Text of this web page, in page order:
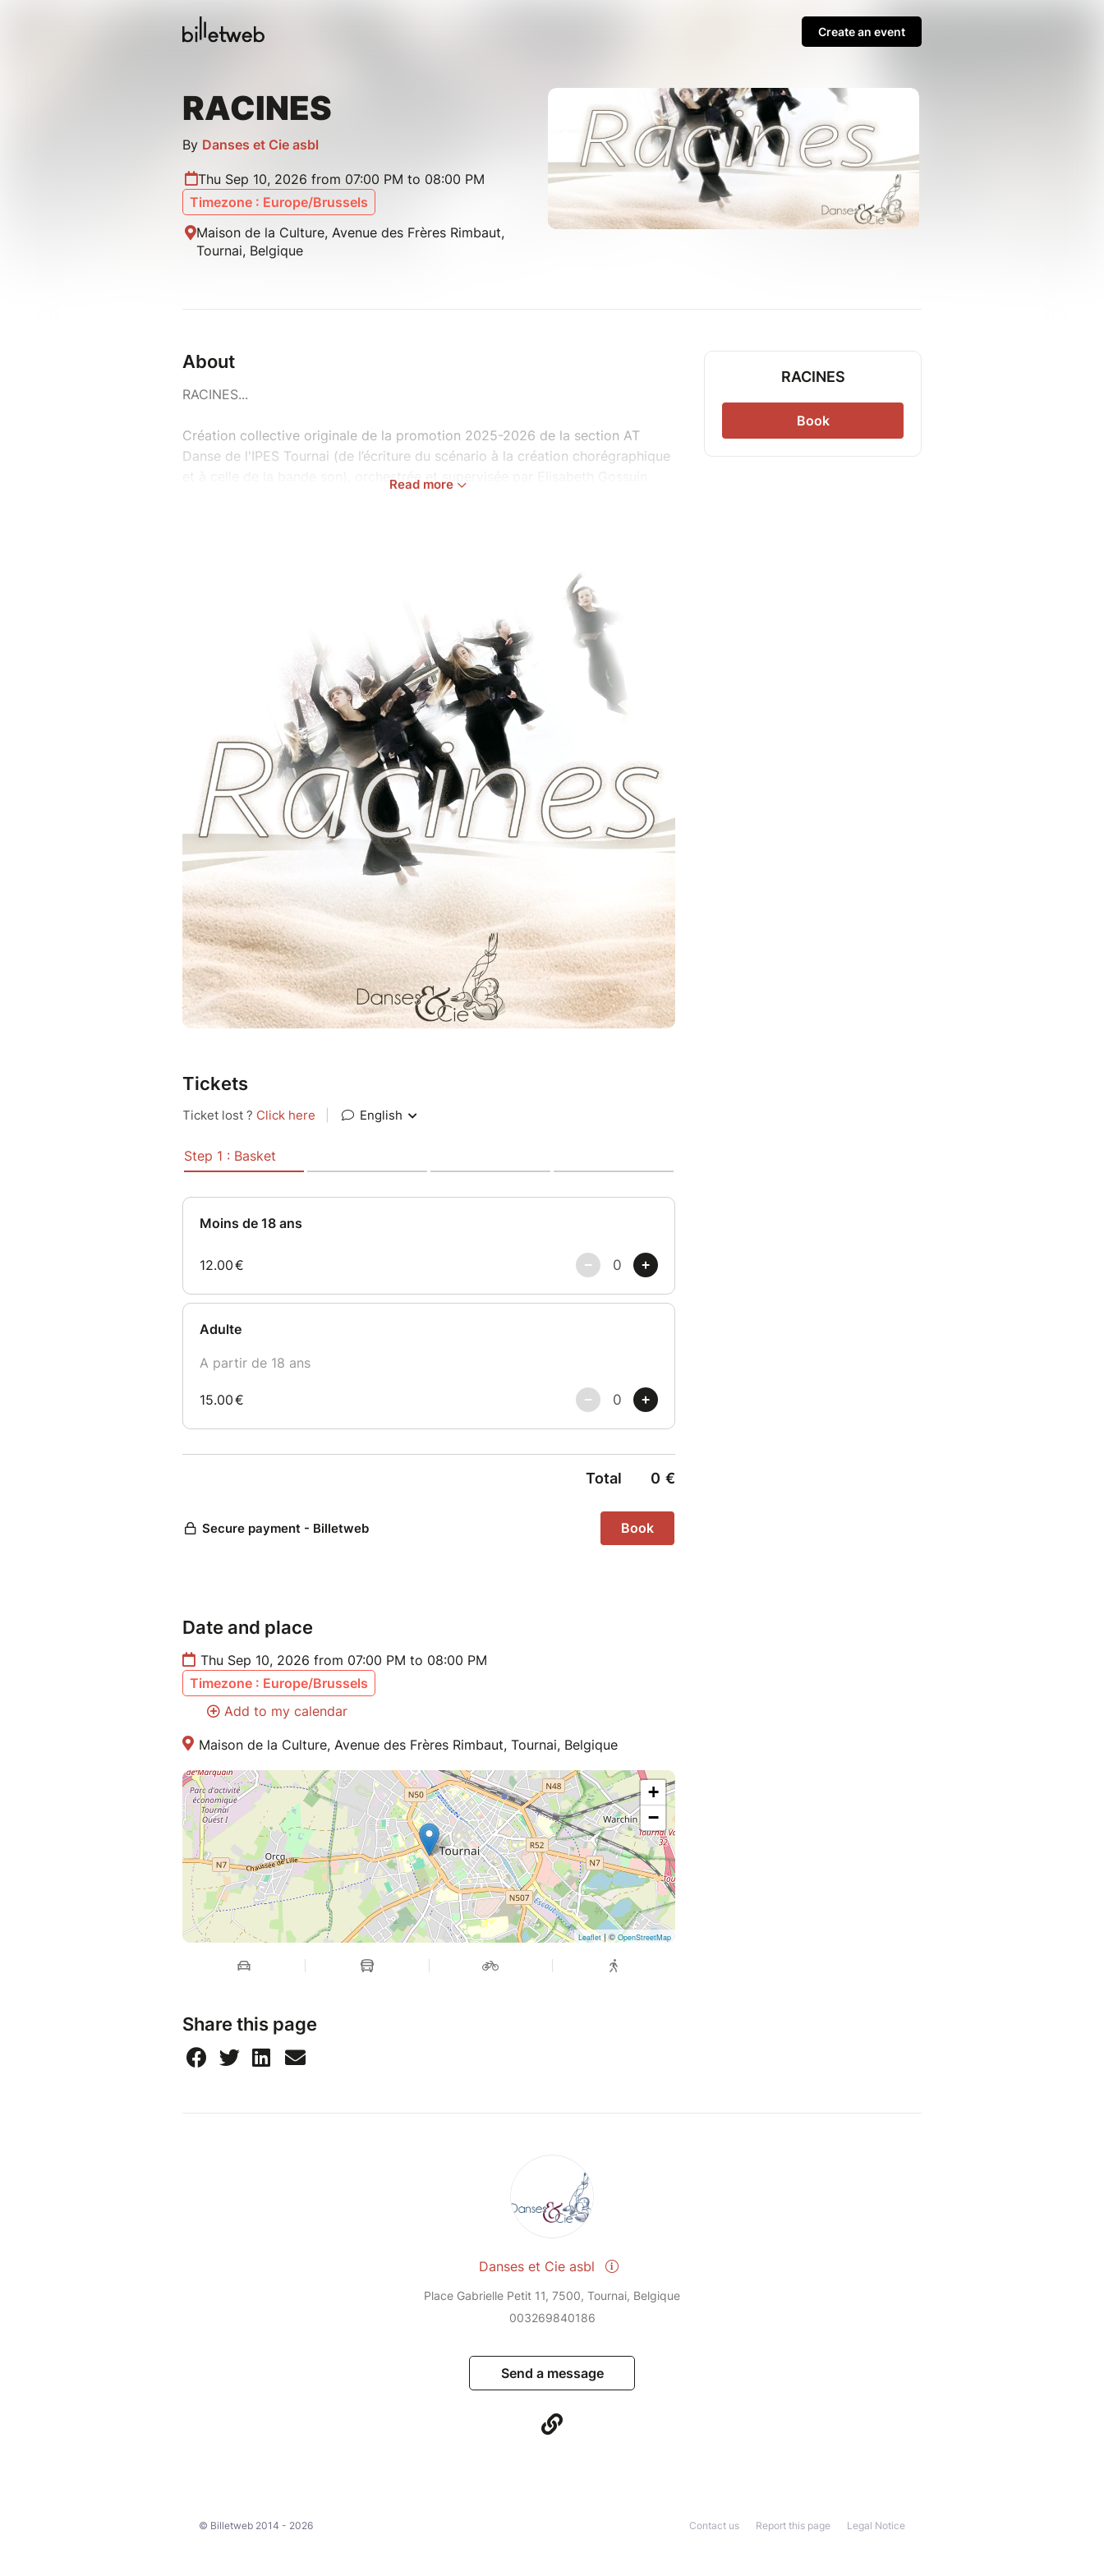
Create an event
RACINES
By Danses et Cie asbl
Thu Sep 10, 2026 from 07:00 PM to 08:00 PM
Timezone : Europe/Brussels
Maison de la Culture, Avenue des Frères Rimbaut,
Tournai, Belgique
About
RACINES...
Création collective originale de la promotion 2025-2026 de la section AT
Danse de l'IPES Tournai (de l’écriture du scénario à la création chorégraphique
et à celle de la bande son), orchestrée et supervisée par Elisabeth Gossuin
À travers les différentes origines et cultures de ce monde, nous voyageons.
Antiquité, modernité ou simplement maintenant, nous sommes touristes de
tout ce qui nous entoure. La musique n’est jamais vide et comble le vide en
nous. Le silence, lui, porte tous les mots (maux).
Rêver c’est bien, mais réaliser ses rêves est encore mieux. N’ayez pas peur des
cases quand la liberté frappe à votre porte. Soyons créateurs de nos destins,
peu importent les chemins.
Les mouvements ne sont pas des paroles simplement dites mais sont exprimés
par le corps. Peu importe leur complexité, l’important étant le vécu.
Jeudi 10 septembre 2026 - 19h
Durée : 1 heure
Read more
Tickets
Date and place
Thu Sep 10, 2026 from 07:00 PM to 08:00 PM
Timezone : Europe/Brussels
Add to my calendar
Maison de la Culture, Avenue des Frères Rimbaut, Tournai, Belgique
+
−
Leaflet| ©OpenStreetMap
Share this page
RACINES
Book
Danses et Cie asbl
Place Gabrielle Petit 11, 7500, Tournai, Belgique
003269840186
Send a message
© Billetweb 2014 - 2026 Legal Notice
Report this page
Contact us